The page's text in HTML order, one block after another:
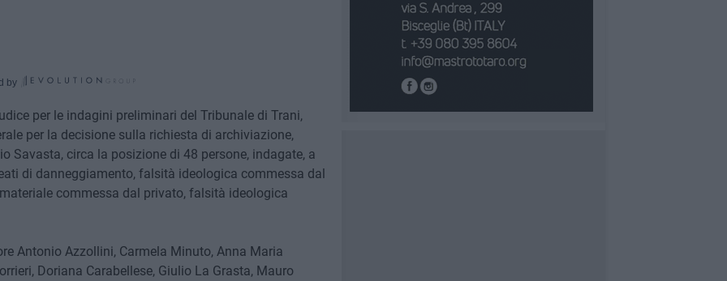
by
per le indagini preliminari del Tribunale di Trani,
per la decisione sulla richiesta di archiviazione,
Savasta, circa la posizione di 48 persone, indagate, a
di danneggiamento, falsità ideologica commessa dal
commessa dal privato, falsità ideologica
Antonio Azzollini, Carmela Minuto, Anna Maria
Doriana Carabellese, Giulio La Grasta, Mauro